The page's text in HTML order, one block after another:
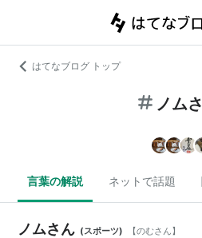
はてなブログ トップ
ノム
言葉の解説 ネットで話題
ノムさん (スポーツ) 【のむさん】